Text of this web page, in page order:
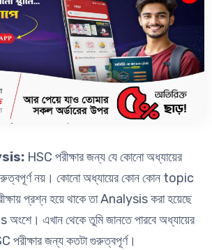
:যেখানে বিগত বছরের প্রশ্নগুলো Analysis
প্রশ্নের জন্য কতটা গুরুত্বপূর্ণ তা
থেকে HSC পরীক্ষায় সচরাচর কতটি
প্রশ্ন এসে থাকে তার একটি চিত্র তুলে ধরা
পেতে পারো তোমাদের HSC পরীক্ষায় অধ্যায়টি
আসতে পারে।
HSC পরীক্ষার জন্য যে কোনো অধ্যায়ের
নয়। কোনো অধ্যায়ের কোন কোন topic
প্রশ্ন হয়ে থাকে তা Analysis করা হয়েছে
এখান থেকে তুমি জানতে পারবে অধ্যায়ের
জন্য কতটা গুরুত্বপূর্ণ।